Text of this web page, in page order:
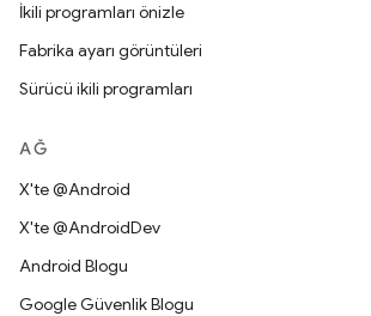
İkili programları önizle
Fabrika ayarı görüntüleri
Sürücü ikili programları
AĞ
X'te @Android
X'te @AndroidDev
Android Blogu
Google Güvenlik Blogu